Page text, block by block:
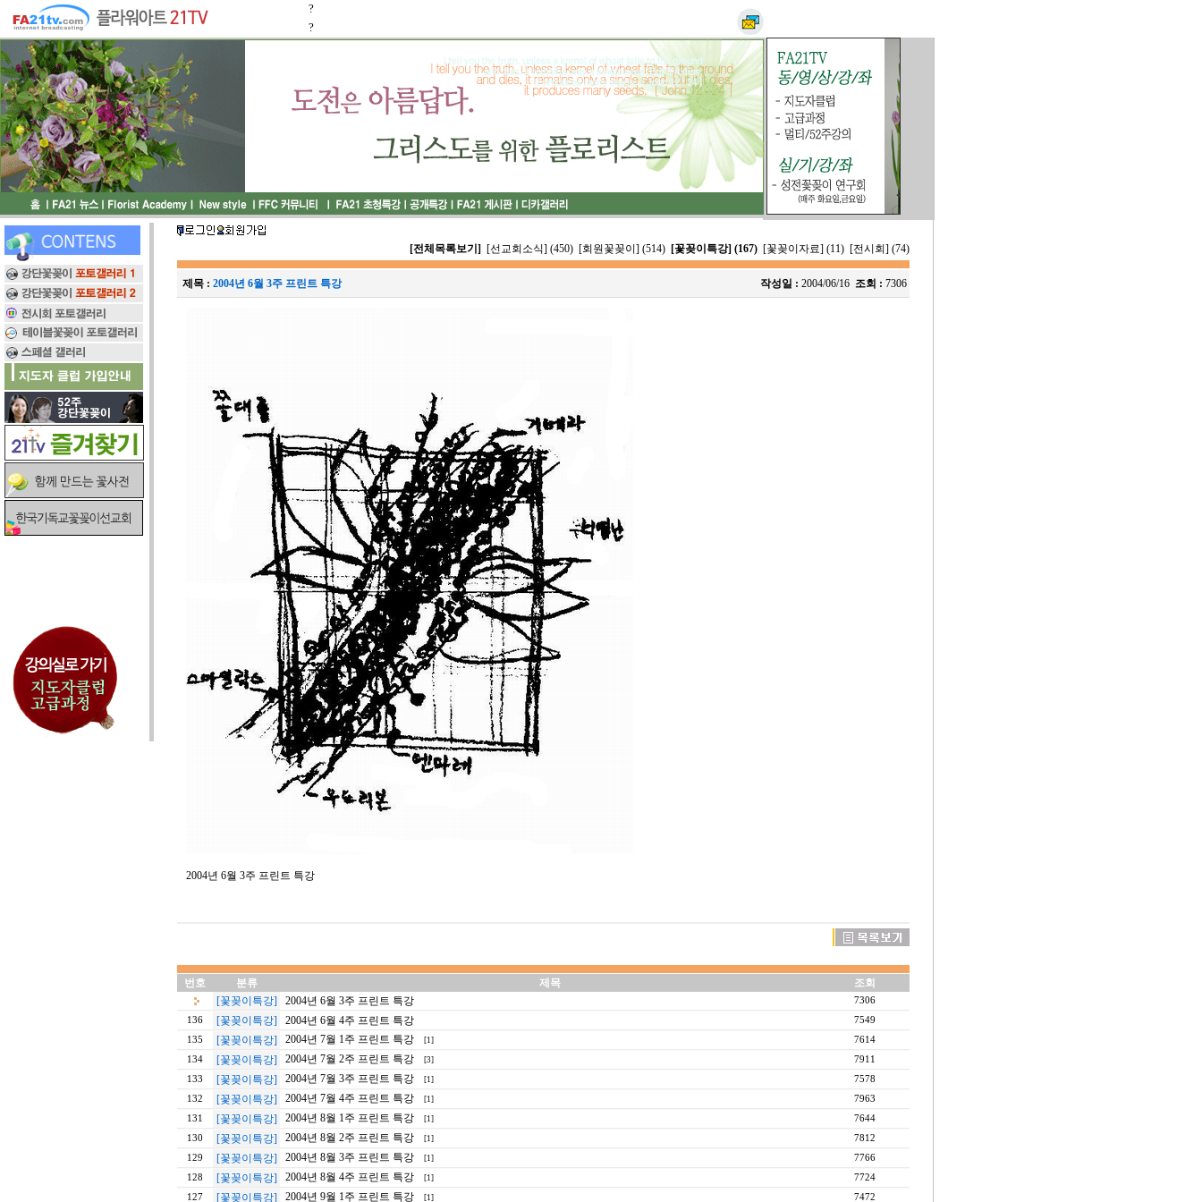
?
?
[전체목록보기] [선교회소식] (450) [회원꽃꽂이] (514) [꽃꽂이특강] (167) [꽃꽂이자료] (11) [전시회] (74)
제목 : 2004년 6월 3주 프린트 특강 작성일 : 2004/06/16 조회 : 7306
2004년 6월 3주 프린트 특강
번호 분류 제목
조회
[꽃꽂이특강]
2004년 6월 3주 프린트 특강
7306
136
[꽃꽂이특강] 2004년 6월 4주 프린트 특강
7549
135
[꽃꽂이특강] 2004년 7월 1주 프린트 특강 [1]
7614
134
[꽃꽂이특강] 2004년 7월 2주 프린트 특강 [3]
7911
133
[꽃꽂이특강] 2004년 7월 3주 프린트 특강 [1]
7578
132
[꽃꽂이특강] 2004년 7월 4주 프린트 특강 [1]
7963
131
[꽃꽂이특강] 2004년 8월 1주 프린트 특강 [1]
7644
130
[꽃꽂이특강] 2004년 8월 2주 프린트 특강 [1]
7812
129
[꽃꽂이특강] 2004년 8월 3주 프린트 특강 [1]
7766
128
[꽃꽂이특강] 2004년 8월 4주 프린트 특강 [1]
7724
127
[꽃꽂이특강] 2004년 9월 1주 프린트 특강 [1] 7472